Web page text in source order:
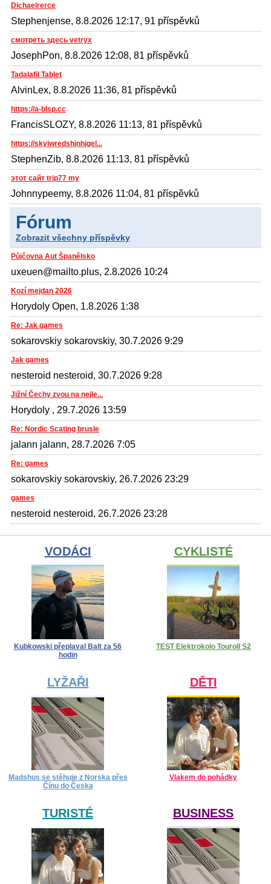
Dichaelrerce
Stephenjense, 8.8.2026 12:17, 91 příspěvků
смотреть здесь vetryx
JosephPon, 8.8.2026 12:08, 81 příspěvků
Tadalafil Tablet
AlvinLex, 8.8.2026 11:36, 81 příspěvků
https://a-blsp.cc
FrancisSLOZY, 8.8.2026 11:13, 81 příspěvků
https://skyiwredshjnhjgel...
StephenZib, 8.8.2026 11:13, 81 příspěvků
этот сайт trip77 my
Johnnypeemy, 8.8.2026 11:04, 81 příspěvků
Fórum
Zobrazit všechny příspěvky
Půjčovna Aut Španělsko
uxeuen@mailto.plus, 2.8.2026 10:24
Kozí mejdan 2026
Horydoly Open, 1.8.2026 1:38
Re: Jak games
sokarovskiy sokarovskiy, 30.7.2026 9:29
Jak games
nesteroid nesteroid, 30.7.2026 9:28
Jižní Čechy zvou na nejle...
Horydoly , 29.7.2026 13:59
Re: Nordic Scating brusle
jalann jalann, 28.7.2026 7:05
Re: games
sokarovskiy sokarovskiy, 26.7.2026 23:29
games
nesteroid nesteroid, 26.7.2026 23:28
VODÁCI
Kubkowski přeplaval Balt za 56
hodin
CYKLISTÉ
TEST Elektrokolo Touroll S2
LYŽAŘI
Madshus se stěhuje z Norska přes
Čínu do Česka
DĚTI
Vlakem do pohádky
TURISTÉ BUSINESS